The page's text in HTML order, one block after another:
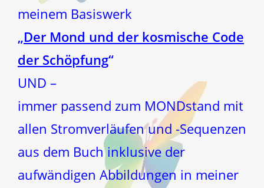
meinem Basiswerk
„Der Mond und der kosmische Code
der Schöpfung“
UND –
immer passend zum MONDstand mit
allen Stromverläufen und -Sequenzen
aus dem Buch inklusive der
aufwändigen Abbildungen in meiner